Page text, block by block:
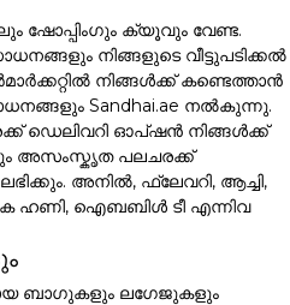
ഷോപ്പിംഗും ക്യൂവും വേണ്ട.
നിങ്ങളുടെ വീട്ടുപടിക്കൽ
നിങ്ങൾക്ക് കണ്ടെത്താൻ
Sandhai.ae നൽകുന്നു.
ഓപ്ഷൻ നിങ്ങൾക്ക്
അസംസ്കൃത പലചരക്ക്
അനിൽ, ഫ്ലേവറി, ആച്ചി,
ഹണി, ഐബബിൾ ടീ എന്നിവ
ബാഗുകളും ലഗേജുകളും